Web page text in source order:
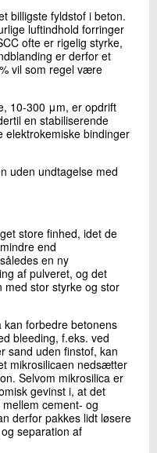
billigste fyldstof i beton.
luftindhold forringer
ofte er rigelig styrke,
er derfor et
vil som regel være
10-300 μm, er opdrift
en stabiliserende
elektrokemiske bindinger
uden undtagelse med
store finhed, idet de
end
en ny
af pulveret, og det
med stor styrke og stor
kan forbedre betonens
bleeding, f.eks. ved
sand uden finstof, kan
mikrosilicaen nedsætter
Selvom mikrosilica er
gevinst i, at det
cement- og
derfor pakkes lidt løsere
separation af